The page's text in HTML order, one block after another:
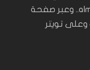
almasalahsources@gmail.com.. وعبر صفحة
تويتر